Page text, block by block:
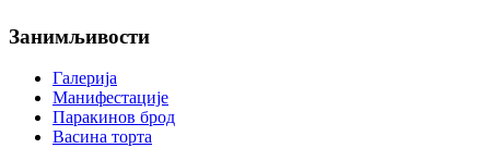
Занимљивости
Галерија
Манифестације
Паракинов брод
Васина торта